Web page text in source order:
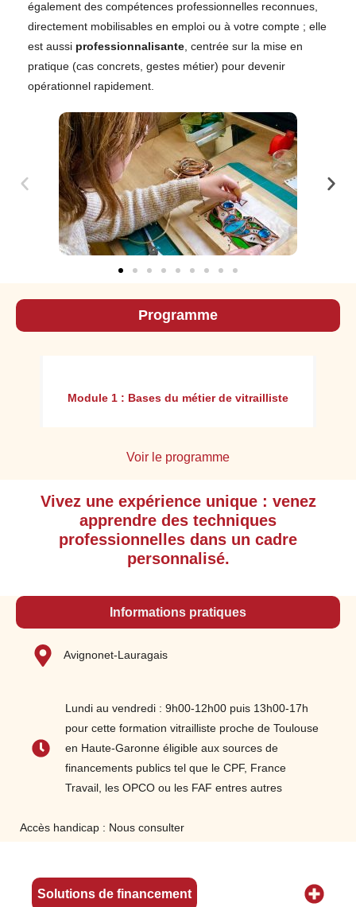
également des compétences professionnelles reconnues,
directement mobilisables en emploi ou à votre compte ; elle
est aussi professionnalisante , centrée sur la mise en
pratique (cas concrets, gestes métier) pour devenir
opérationnel rapidement.
Programme
Module 1 : Bases du métier de vitrailliste
Appréhender l'environnement professionnel
et l'organisation du travail, en respectant
les consignes d’hygiène et de sécurité en
premier lieu.
protection : du plomb, les protections
individuelles (EPI) ainsi que les gestes de
travail sur chantier et au travail en hauteur
Déterminer les qualités et quantités des
matières d’œuvre nécessaires
Voir le programme
Vivez une expérience unique : venez
apprendre des techniques
professionnelles dans un cadre
personnalisé.
Informations pratiques
Avignonet-Lauragais
Lundi au vendredi : 9h00-12h00 puis 13h00-17h
pour cette formation vitrailliste proche de Toulouse
en Haute-Garonne éligible aux sources de
financements publics tel que le CPF, France
Travail, les OPCO ou les FAF entres autres
Accès handicap : Nous consulter
Solutions de financement